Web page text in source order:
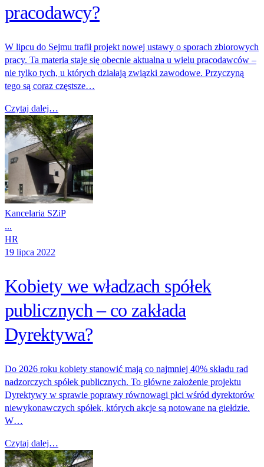
pracodawcy?
W lipcu do Sejmu trafił projekt nowej ustawy o sporach zbiorowych
pracy. Ta materia staje się obecnie aktualna u wielu pracodawców –
nie tylko tych, u których działają związki zawodowe. Przyczyną
tego są coraz częstsze…
Czytaj dalej…
Kancelaria SZiP
...
HR
19 lipca 2022
Kobiety we władzach spółek
publicznych – co zakłada
Dyrektywa?
Do 2026 roku kobiety stanowić mają co najmniej 40% składu rad
nadzorczych spółek publicznych. To główne założenie projektu
Dyrektywy w sprawie poprawy równowagi płci wśród dyrektorów
niewykonawczych spółek, których akcje są notowane na giełdzie.
W…
Czytaj dalej…